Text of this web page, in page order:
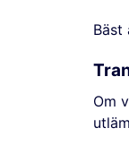
Bäst
Om